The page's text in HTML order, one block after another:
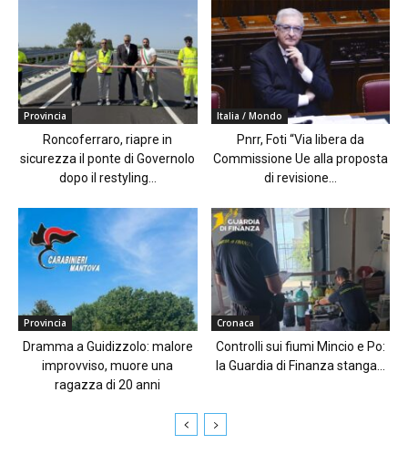
Provincia
Roncoferraro, riapre in
sicurezza il ponte di Governolo
dopo il restyling...
Italia / Mondo
Pnrr, Foti “Via libera da
Commissione Ue alla proposta
di revisione...
Provincia
Dramma a Guidizzolo: malore
improvviso, muore una
ragazza di 20 anni
Cronaca
Controlli sui fiumi Mincio e Po:
la Guardia di Finanza stanga...